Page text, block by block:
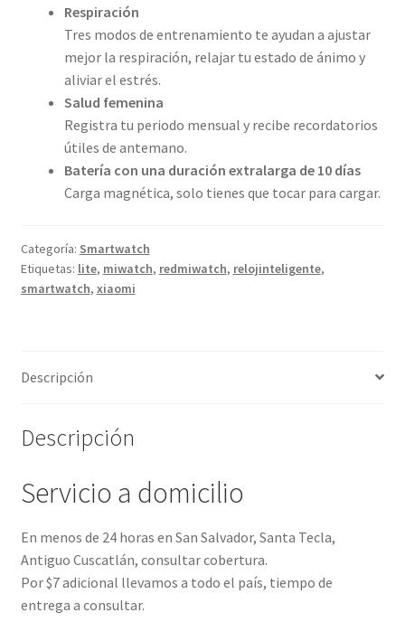
Respiración
Tres modos de entrenamiento te ayudan a ajustar
mejor la respiración, relajar tu estado de ánimo y
aliviar el estrés.
Salud femenina
Registra tu periodo mensual y recibe recordatorios
útiles de antemano.
Batería con una duración extralarga de 10 días
Carga magnética, solo tienes que tocar para cargar.
Categoría: Smartwatch
Etiquetas: lite, miwatch, redmiwatch, relojinteligente,
smartwatch, xiaomi
Descripción
Descripción
Servicio a domicilio
En menos de 24 horas en San Salvador, Santa Tecla,
Antiguo Cuscatlán, consultar cobertura.
Por $7 adicional llevamos a todo el país, tiempo de
entrega a consultar.